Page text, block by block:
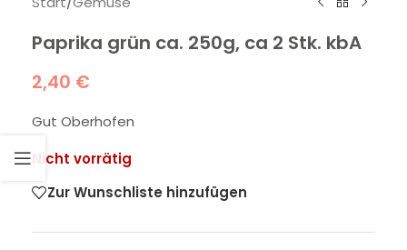
Paprika grün ca. 250g, ca 2 Stk. kbA
2,40 €
Gut Oberhofen
Nicht vorrätig
Zur Wunschliste hinzufügen